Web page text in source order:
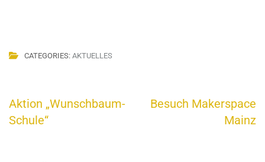
CATEGORIES: AKTUELLES
Beitragsnavigation
Aktion „Wunschbaum-
Schule“
Besuch Makerspace
Mainz